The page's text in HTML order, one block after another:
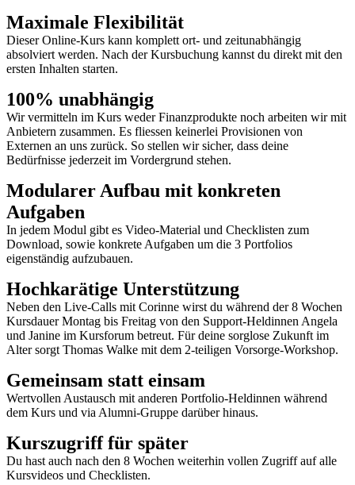
Maximale Flexibilität
Dieser Online-Kurs kann komplett ort- und zeitunabhängig
absolviert werden. Nach der Kursbuchung kannst du direkt mit den
ersten Inhalten starten.
100% unabhängig
Wir vermitteln im Kurs weder Finanzprodukte noch arbeiten wir mit
Anbietern zusammen. Es fliessen keinerlei Provisionen von
Externen an uns zurück. So stellen wir sicher, dass deine
Bedürfnisse jederzeit im Vordergrund stehen.
Modularer Aufbau mit konkreten
Aufgaben
In jedem Modul gibt es Video-Material und Checklisten zum
Download, sowie konkrete Aufgaben um die 3 Portfolios
eigenständig aufzubauen.
Hochkarätige Unterstützung
Neben den Live-Calls mit Corinne wirst du während der 8 Wochen
Kursdauer Montag bis Freitag von den Support-Heldinnen Angela
und Janine im Kursforum betreut. Für deine sorglose Zukunft im
Alter sorgt Thomas Walke mit dem 2-teiligen Vorsorge-Workshop.
Gemeinsam statt einsam
Wertvollen Austausch mit anderen Portfolio-Heldinnen während
dem Kurs und via Alumni-Gruppe darüber hinaus.
Kurszugriff für später
Du hast auch nach den 8 Wochen weiterhin vollen Zugriff auf alle
Kursvideos und Checklisten.